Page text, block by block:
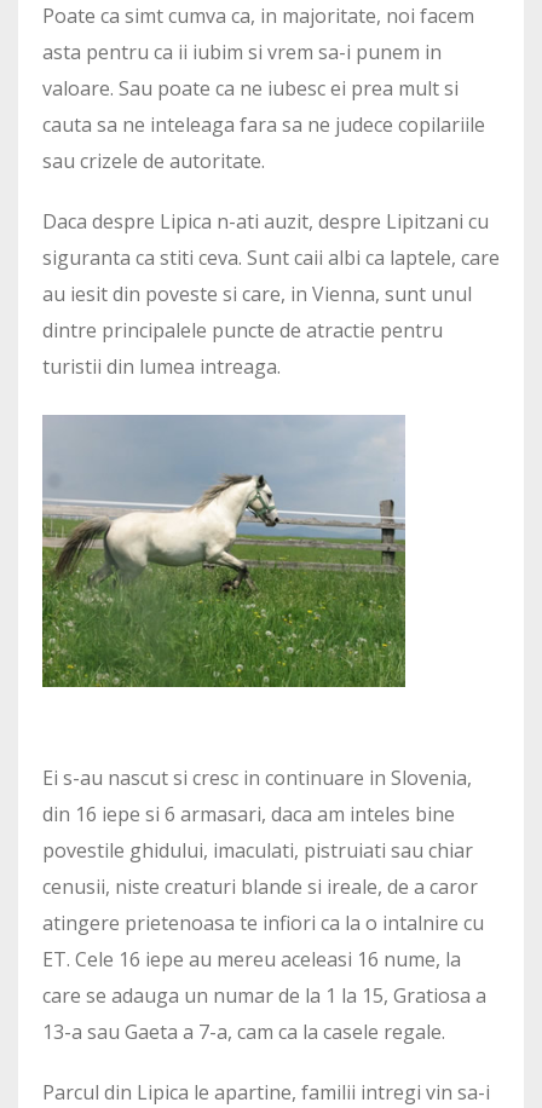
Poate ca simt cumva ca, in majoritate, noi facem
asta pentru ca ii iubim si vrem sa-i punem in
valoare. Sau poate ca ne iubesc ei prea mult si
cauta sa ne inteleaga fara sa ne judece copilariile
sau crizele de autoritate.
Daca despre Lipica n-ati auzit, despre Lipitzani cu
siguranta ca stiti ceva. Sunt caii albi ca laptele, care
au iesit din poveste si care, in Vienna, sunt unul
dintre principalele puncte de atractie pentru
turistii din lumea intreaga.
Ei s-au nascut si cresc in continuare in Slovenia,
din 16 iepe si 6 armasari, daca am inteles bine
povestile ghidului, imaculati, pistruiati sau chiar
cenusii, niste creaturi blande si ireale, de a caror
atingere prietenoasa te infiori ca la o intalnire cu
ET. Cele 16 iepe au mereu aceleasi 16 nume, la
care se adauga un numar de la 1 la 15, Gratiosa a
13-a sau Gaeta a 7-a, cam ca la casele regale.
Parcul din Lipica le apartine, familii intregi vin sa-i